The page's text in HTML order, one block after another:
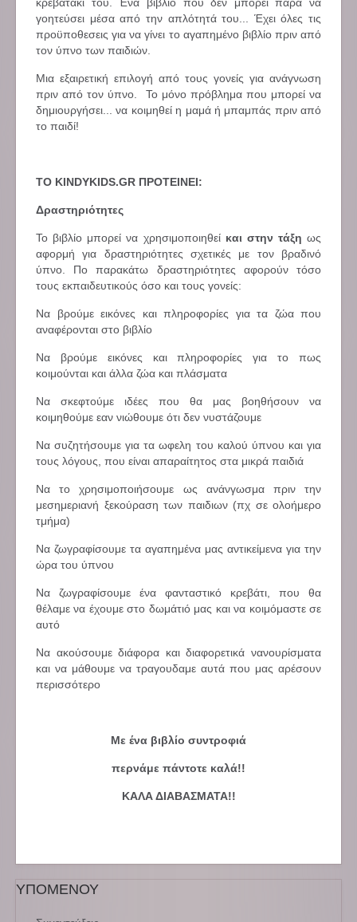
κρεβάτάκι του. Ένα βιβλίο που δεν μπορεί παρά να
γοητεύσει μέσα από την απλότητά του... Έχει όλες τις
προϋποθεσεις για να γίνει το αγαπημένο βιβλίο πριν από
τον ύπνο των παιδιών.
Μια εξαιρετική επιλογή από τους γονείς για ανάγνωση
πριν από τον ύπνο. Το μόνο πρόβλημα που μπορεί να
δημιουργήσει... να κοιμηθεί η μαμά ή μπαμπάς πριν από
το παιδί!
ΤΟ KINDYKIDS.GR ΠΡΟΤΕΙΝΕΙ:
Δραστηριότητες
Το βιβλίο μπορεί να χρησιμοποιηθεί και στην τάξη ως
αφορμή για δραστηριότητες σχετικές με τον βραδινό
ύπνο. Πο παρακάτω δραστηριότητες αφορούν τόσο
τους εκπαιδευτικούς όσο και τους γονείς:
Να βρούμε εικόνες και πληροφορίες για τα ζώα που
αναφέρονται στο βιβλίο
Να βρούμε εικόνες και πληροφορίες για το πως
κοιμούνται και άλλα ζώα και πλάσματα
Να σκεφτούμε ιδέες που θα μας βοηθήσουν να
κοιμηθούμε εαν νιώθουμε ότι δεν νυστάζουμε
Να συζητήσουμε για τα ωφελη του καλού ύπνου και για
τους λόγους, που είναι απαραίτητος στα μικρά παιδιά
Να το χρησιμοποιήσουμε ως ανάνγωσμα πριν την
μεσημεριανή ξεκούραση των παιδιων (πχ σε ολοήμερο
τμήμα)
Να ζωγραφίσουμε τα αγαπημένα μας αντικείμενα για την
ώρα του ύπνου
Να ζωγραφίσουμε ένα φανταστικό κρεβάτι, που θα
θέλαμε να έχουμε στο δωμάτιό μας και να κοιμόμαστε σε
αυτό
Να ακούσουμε διάφορα και διαφορετικά νανουρίσματα
και να μάθουμε να τραγουδαμε αυτά που μας αρέσουν
περισσότερο
Με ένα βιβλίο συντροφιά
περνάμε πάντοτε καλά!!
ΚΑΛΑ ΔΙΑΒΑΣΜΑΤΑ!!
ΥΠΟΜΕΝΟΥ